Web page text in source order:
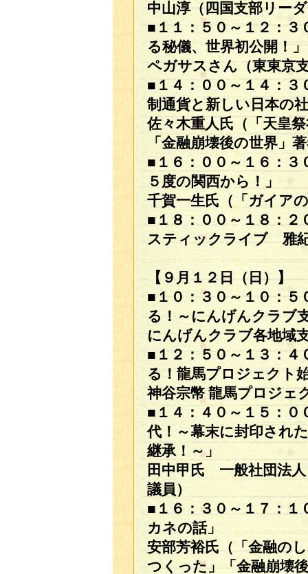
中山淳（四国支部リー
■１１：５０～１２：
る秘儀、世界初公開！」
ペガサスさん（東東京
■１４：００～１４：
制通貨と新しい日本の
佐々木重人氏（「天皇
「金融崩壊後の世界」
■１６：００～１６：
５度の関西から！」
千賀一生氏（「ガイア
■１８：００～１８：
スティックライブ 雅
【９月１２日（日）】
■１０：３０～１０：
る！～にんげんクラブ
にんげんクラブ各地域
■１２：５０～１３：
る！龍馬プロジェク
神谷宗幣 龍馬プロジェ
■１４：４０～１５：
代！～幕末に封印され
継承！～」
田中甲氏 一般社団法人
議員）
■１６：３０～１７：
カネの話」
安部芳裕氏（「金融の
つくった」「金融崩壊